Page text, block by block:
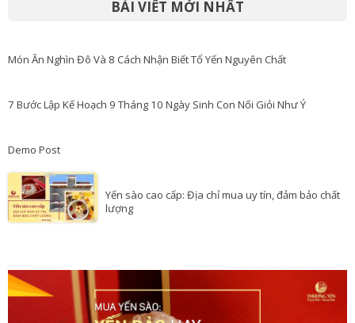
BÀI VIẾT MỚI NHẤT
Món Ăn Nghìn Đô Và 8 Cách Nhận Biết Tổ Yến Nguyên Chất
7 Bước Lập Kế Hoạch 9 Tháng 10 Ngày Sinh Con Nối Giỏi Như Ý
Demo Post